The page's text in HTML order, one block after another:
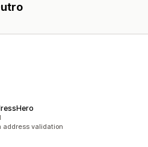
address validation